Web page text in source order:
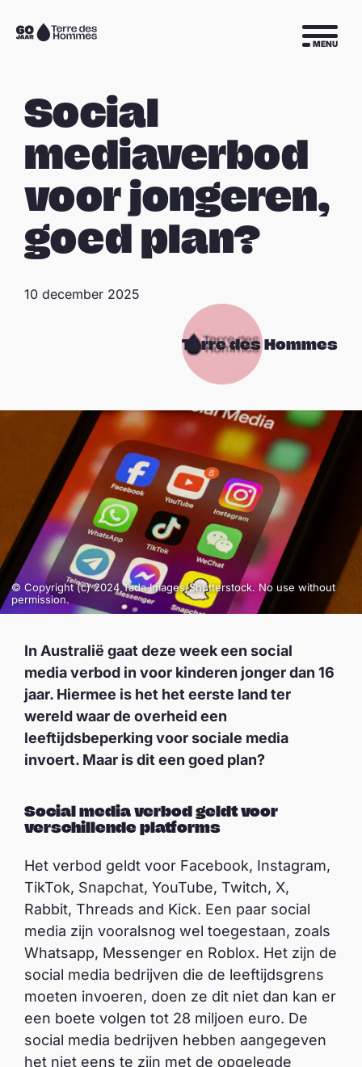
Sla navigatie over
Naar
MENU
Social
mediaverbod
voor jongeren,
goed plan?
Terre des Hommes
10 december 2025
© Copyright (c) 2024 Tada Images/Shutterstock. No use without
permission.
In Australië gaat deze week een social
media verbod in voor kinderen jonger dan 16
jaar. Hiermee is het het eerste land ter
wereld waar de overheid een
leeftijdsbeperking voor sociale media
invoert. Maar is dit een goed plan?
Social media verbod geldt voor
verschillende platforms
Het verbod geldt voor Facebook, Instagram,
TikTok, Snapchat, YouTube, Twitch, X,
Rabbit, Threads and Kick. Een paar social
media zijn vooralsnog wel toegestaan, zoals
Whatsapp, Messenger en Roblox. Het zijn de
social media bedrijven die de leeftijdsgrens
moeten invoeren, doen ze dit niet dan kan er
een boete volgen tot 28 miljoen euro. De
social media bedrijven hebben aangegeven
het niet eens te zijn met de opgelegde